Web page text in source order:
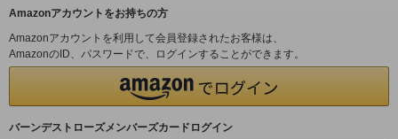
Amazonアカウントをお持ちの方
Amazonアカウントを利用して会員登録されたお客様は、
AmazonのID、パスワードで、ログインすることができます。
バーンデストローズメンバーズカードログイン